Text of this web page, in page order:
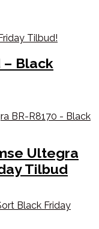
– Black
Ultegra
Tilbud